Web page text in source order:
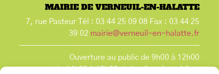
MAIRIE DE VERNEUIL-EN-HALATTE
7, rue Pasteur Tél : 03 44 25 09 08 Fax : 03 44 25
39 02 mairie@verneuil-en-halatte.fr
Ouverture au public de 9h00 à 12h00
et de 14h00 à 18h00 du lundi après-midi au